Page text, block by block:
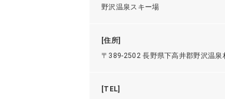
野沢温泉スキー場
[住所]
〒389-2502 長野県下高井郡野沢温泉
[TEL]